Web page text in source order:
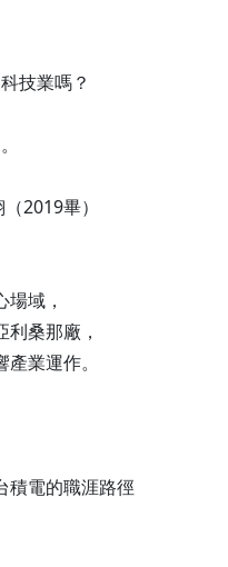
技業嗎？
2019畢）
域，
桑那廠，
業運作。
積電的職涯路徑